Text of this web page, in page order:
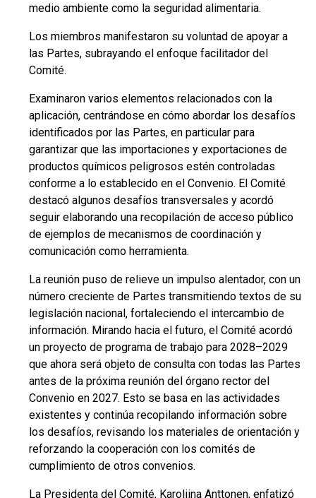
medio ambiente como la seguridad alimentaria.
Los miembros manifestaron su voluntad de apoyar a
las Partes, subrayando el enfoque facilitador del
Comité.
Examinaron varios elementos relacionados con la
aplicación, centrándose en cómo abordar los desafíos
identificados por las Partes, en particular para
garantizar que las importaciones y exportaciones de
productos químicos peligrosos estén controladas
conforme a lo establecido en el Convenio. El Comité
destacó algunos desafíos transversales y acordó
seguir elaborando una recopilación de acceso público
de ejemplos de mecanismos de coordinación y
comunicación como herramienta.
La reunión puso de relieve un impulso alentador, con un
número creciente de Partes transmitiendo textos de su
legislación nacional, fortaleciendo el intercambio de
información. Mirando hacia el futuro, el Comité acordó
un proyecto de programa de trabajo para 2028–2029
que ahora será objeto de consulta con todas las Partes
antes de la próxima reunión del órgano rector del
Convenio en 2027. Esto se basa en las actividades
existentes y continúa recopilando información sobre
los desafíos, revisando los materiales de orientación y
reforzando la cooperación con los comités de
cumplimiento de otros convenios.
La Presidenta del Comité, Karoliina Anttonen, enfatizó